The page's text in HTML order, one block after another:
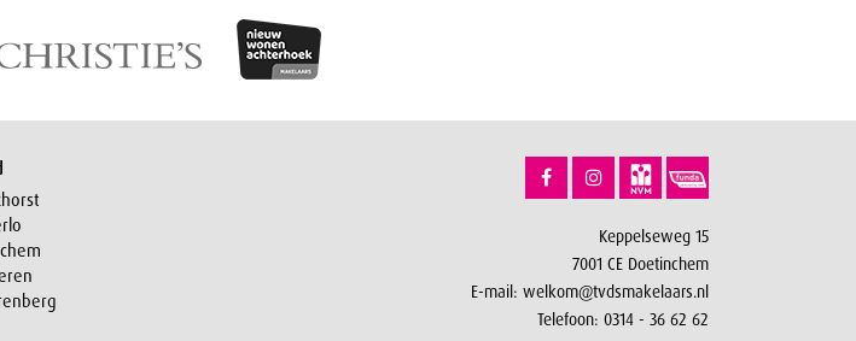
Keppelseweg 15
7001 CE Doetinchem
E-mail: welkom@tvdsmakelaars.nl
Telefoon: 0314 - 36 62 62